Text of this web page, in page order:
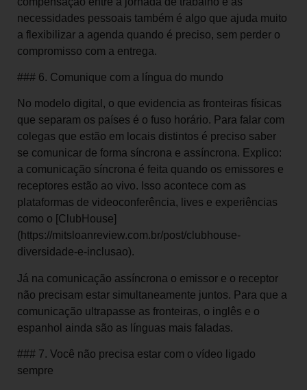
necessidades pessoais também é algo que ajuda muito
a flexibilizar a agenda quando é preciso, sem perder o
compromisso com a entrega.
### 6. Comunique com a língua do mundo
No modelo digital, o que evidencia as fronteiras físicas
que separam os países é o fuso horário. Para falar com
colegas que estão em locais distintos é preciso saber
se comunicar de forma síncrona e assíncrona. Explico:
a comunicação síncrona é feita quando os emissores e
receptores estão ao vivo. Isso acontece com as
plataformas de videoconferência, lives e experiências
como o [ClubHouse]
(https://mitsloanreview.com.br/post/clubhouse-
diversidade-e-inclusao).
Já na comunicação assíncrona o emissor e o receptor
não precisam estar simultaneamente juntos. Para que a
comunicação ultrapasse as fronteiras, o inglês e o
espanhol ainda são as línguas mais faladas.
### 7. Você não precisa estar com o vídeo ligado
sempre